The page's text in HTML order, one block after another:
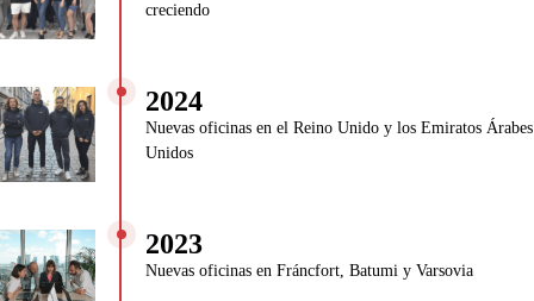
creciendo
2024
Nuevas oficinas en el Reino Unido y los Emiratos Árabes
Unidos
2023
Nuevas oficinas en Fráncfort, Batumi y Varsovia